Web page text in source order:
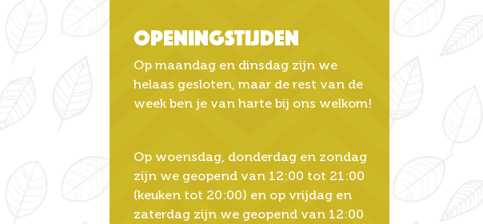
Openingstijden
Op maandag en dinsdag zijn we
helaas gesloten, maar de rest van de
week ben je van harte bij ons welkom!
Op woensdag, donderdag en zondag
zijn we geopend van 12:00 tot 21:00
(keuken tot 20:00) en op vrijdag en
zaterdag zijn we geopend van 12:00